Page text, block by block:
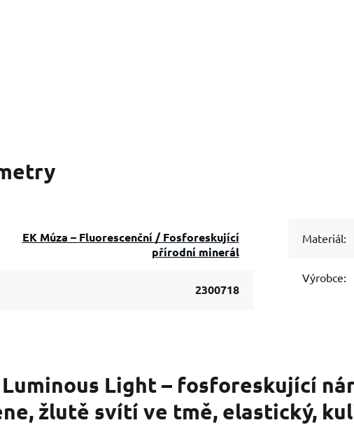
EK Múza – Fluorescenční / Fosforeskující
přírodní minerál
2300718
Materiál:
Výrobce:
Light – fosforeskující
žlutě svítí ve tmě, elastický,